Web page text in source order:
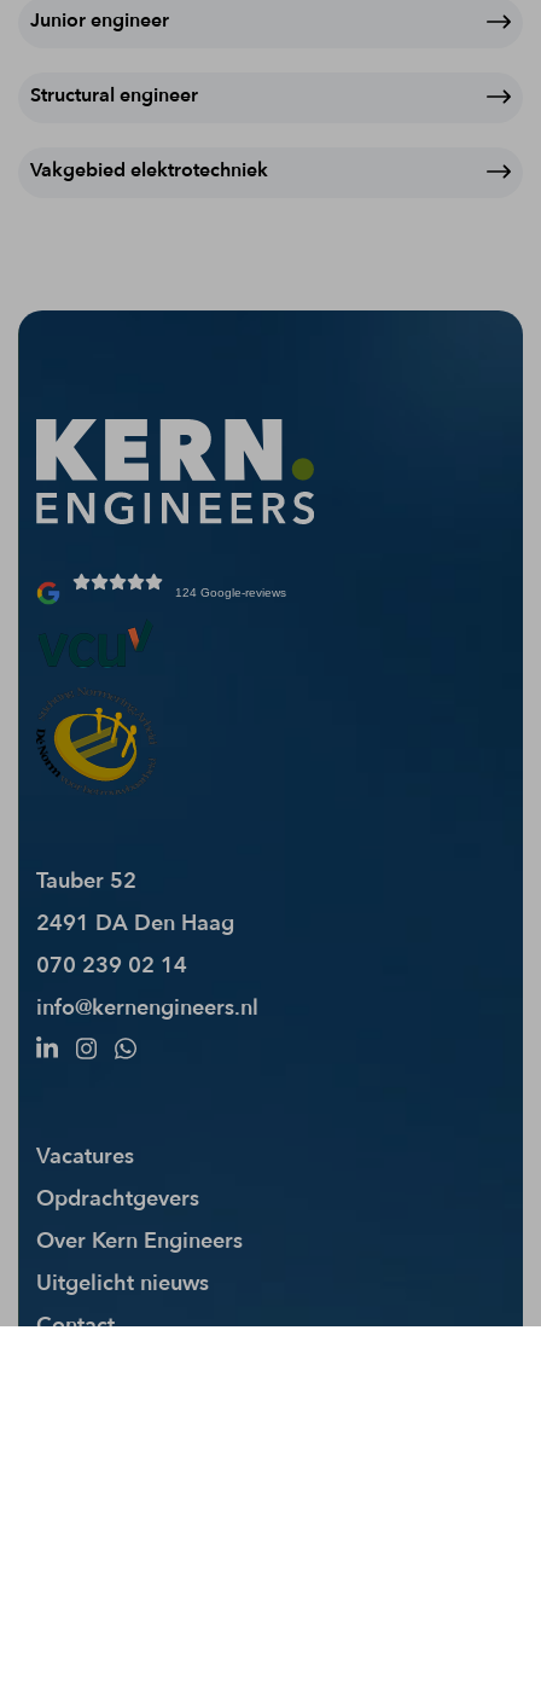
Junior engineer
Structural engineer
Vakgebied elektrotechniek
124 Google-reviews
Tauber 52
2491 DA Den Haag
070 239 02 14
info@kernengineers.nl
Vacatures
Opdrachtgevers
Over Kern Engineers
Uitgelicht nieuws
Contact